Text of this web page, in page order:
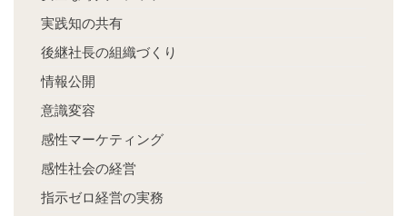
実践知の共有
後継社長の組織づくり
情報公開
意識変容
感性マーケティング
感性社会の経営
指示ゼロ経営の実務